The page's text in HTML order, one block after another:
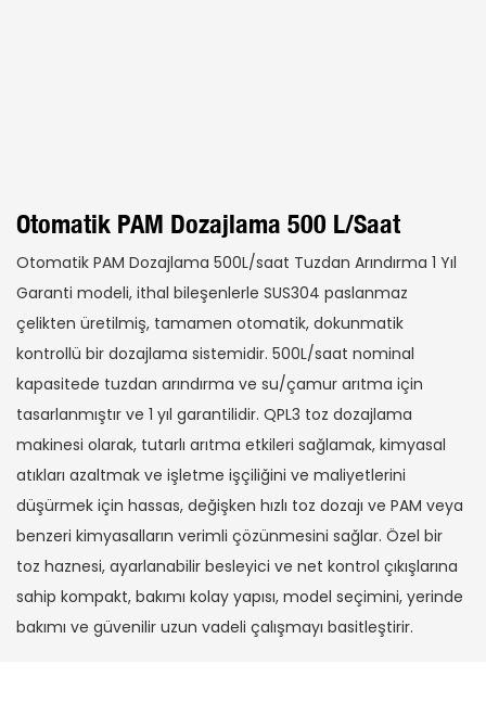
Otomatik PAM Dozajlama 500 L/saat
Otomatik PAM Dozajlama 500L/saat Tuzdan Arındırma 1 Yıl
Garanti modeli, ithal bileşenlerle SUS304 paslanmaz
çelikten üretilmiş, tamamen otomatik, dokunmatik
kontrollü bir dozajlama sistemidir. 500L/saat nominal
kapasitede tuzdan arındırma ve su/çamur arıtma için
tasarlanmıştır ve 1 yıl garantilidir. QPL3 toz dozajlama
makinesi olarak, tutarlı arıtma etkileri sağlamak, kimyasal
atıkları azaltmak ve işletme işçiliğini ve maliyetlerini
düşürmek için hassas, değişken hızlı toz dozajı ve PAM veya
benzeri kimyasalların verimli çözünmesini sağlar. Özel bir
toz haznesi, ayarlanabilir besleyici ve net kontrol çıkışlarına
sahip kompakt, bakımı kolay yapısı, model seçimini, yerinde
bakımı ve güvenilir uzun vadeli çalışmayı basitleştirir.